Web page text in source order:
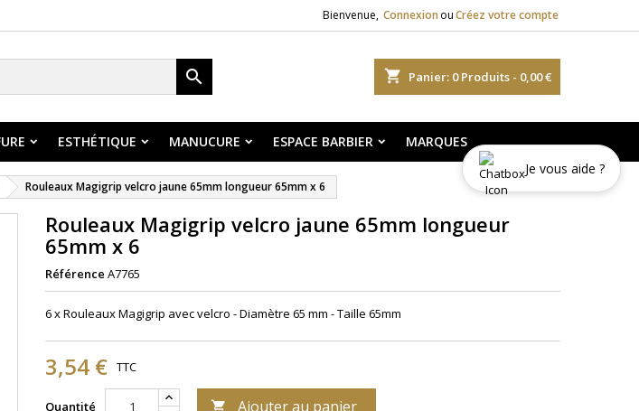
Bienvenue, Connexion ouCréez votre compte
shopping_cart Panier: 0Produits - 0,00 €

ESTHÉTIQUE MANUCURE ESPACE BARBIER MARQUES
Rouleaux Magigrip velcro jaune 65mm longueur 65mm x 6
Rouleaux Magigrip velcro jaune 65mm longueur
65mm x 6
Référence A7765
6 x Rouleaux Magigrip avec velcro - Diamètre 65 mm - Taille 65mm
3,54 € TTC
Quantité  Ajouter au panier
Je vous aide ?